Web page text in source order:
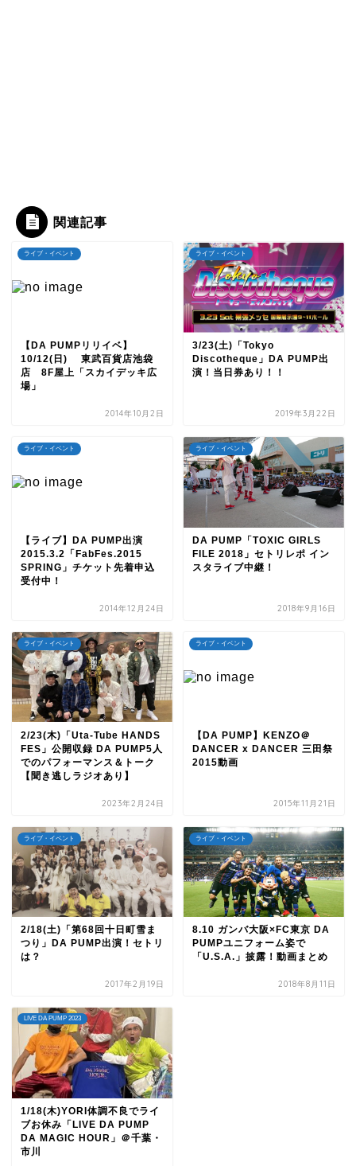
関連記事
ライブ・イベント
【DA PUMPリリイベ】
10/12(日) 東武百貨店池袋
店 8F屋上「スカイデッキ広
場」
2014年10月2日
ライブ・イベント
3/23(土)「Tokyo
Discotheque」DA PUMP出
演！当日券あり！！
2019年3月22日
ライブ・イベント
【ライブ】DA PUMP出演
2015.3.2「FabFes.2015
SPRING」チケット先着申込
受付中！
2014年12月24日
ライブ・イベント
DA PUMP「TOXIC GIRLS
FILE 2018」セトリレポ イン
スタライブ中継！
2018年9月16日
ライブ・イベント
2/23(木)「Uta-Tube HANDS
FES」公開収録 DA PUMP5人
でのパフォーマンス＆トーク
【聞き逃しラジオあり】
2023年2月24日
ライブ・イベント
【DA PUMP】KENZO＠
DANCER x DANCER 三田祭
2015動画
2015年11月21日
ライブ・イベント
2/18(土)「第68回十日町雪ま
つり」DA PUMP出演！セトリ
は？
2017年2月19日
ライブ・イベント
8.10 ガンバ大阪×FC東京 DA
PUMPユニフォーム姿で
「U.S.A.」披露！動画まとめ
2018年8月11日
LIVE DA PUMP 2023
1/18(木)YORI体調不良でライ
ブお休み「LIVE DA PUMP
DA MAGIC HOUR」＠千葉・
市川